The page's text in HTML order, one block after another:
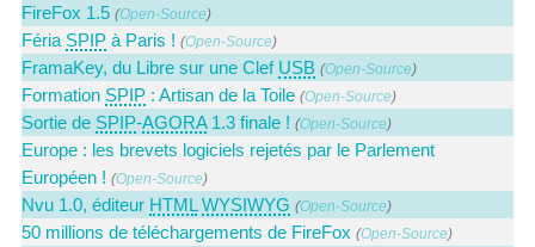
FireFox 1.5 (Open-Source)
Féria SPIP à Paris ! (Open-Source)
FramaKey, du Libre sur une Clef USB (Open-Source)
Formation SPIP : Artisan de la Toile (Open-Source)
Sortie de SPIP-AGORA1.3 finale ! (Open-Source)
Europe : les brevets logiciels rejetés par le Parlement
Européen ! (Open-Source)
Nvu 1.0, éditeur HTML WYSIWYG (Open-Source)
50 millions de téléchargements de FireFox (Open-Source)